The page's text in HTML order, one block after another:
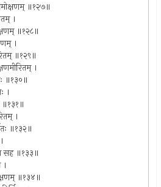
॥१२७॥
।
॥१२८॥
।
॥१२९॥
।
॥१३०॥
।
॥१३१॥
।
॥१३२॥
सह ॥१३३॥
॥१३४॥